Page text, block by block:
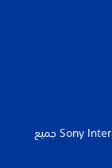
‏© 2026 Sony Interactive Entertainment Europe Ltd.‎ جميع